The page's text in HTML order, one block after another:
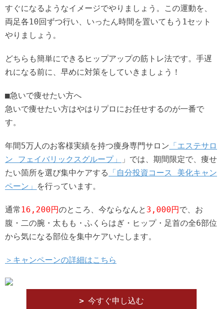
すぐになるようなイメージでやりましょう。この運動を、
両足各10回ずつ行い、いったん時間を置いてもう1セット
やりましょう。
どちらも簡単にできるヒップアップの筋トレ法です。手遅
れになる前に、早めに対策をしていきましょう！
■急いで痩せたい方へ
急いで痩せたい方はやはりプロにお任せするのが一番で
す。
年間5万人のお客様実績を持つ痩身専門サロン 「エステサロ
ン フェイバリックスグループ」
」では、期間限定で、痩せ
たい箇所を選び集中ケアする 「自分投資コース 美化キャン
ペーン」 を行っています。
通常 16,200円のところ、今ならなんと 3,000円で、お
腹・二の腕・太もも・ふくらはぎ・ヒップ・足首の全6部位
から気になる部位を集中ケアいたします。
＞キャンペーンの詳細はこちら
今すぐ申し込む